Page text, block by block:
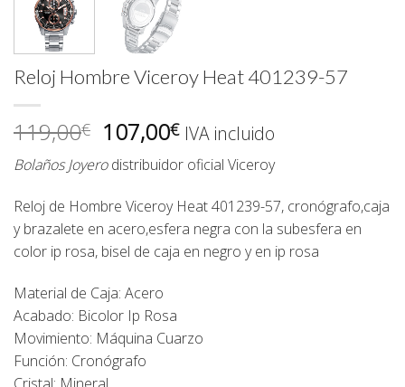
Reloj Hombre Viceroy Heat 401239-57
119,00€ El
precio
original
era:
119,00€.
107,00€El
precio
actual
es:
107,00€.
IVA incluido
Bolaños Joyerodistribuidor oficial Viceroy
Reloj de Hombre Viceroy Heat 401239-57, cronógrafo,caja
y brazalete en acero,esfera negra con la subesfera en
color ip rosa, bisel de caja en negro y en ip rosa
Material de Caja: Acero
Acabado: Bicolor Ip Rosa
Movimiento: Máquina Cuarzo
Función: Cronógrafo
Cristal: Mineral